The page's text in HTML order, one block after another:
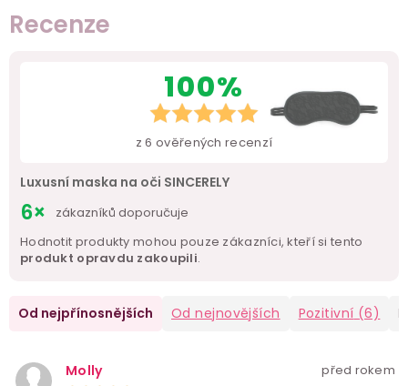
Recenze
100%
z6 ověřených recenzí
Luxusní maska na oči SINCERELY
6×
zákazníků doporučuje
Hodnotit produkty mohou pouze zákazníci, kteří si tento
produkt opravdu zakoupili.
Od nejpřínosnějších Od nejnovějších Pozitivní (6)
Molly před rokem